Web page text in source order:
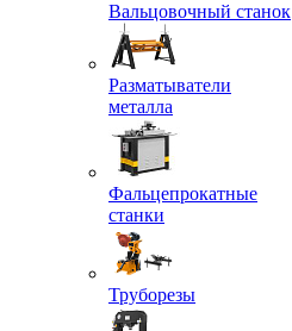
Вальцовочный станок
Разматыватели
металла
Фальцепрокатные
станки
Труборезы